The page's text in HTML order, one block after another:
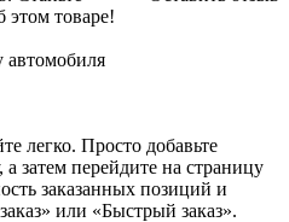
этом товаре!
легко. Просто добавьте
затем перейдите на страницу
заказанных позиций и
или «Быстрый заказ».